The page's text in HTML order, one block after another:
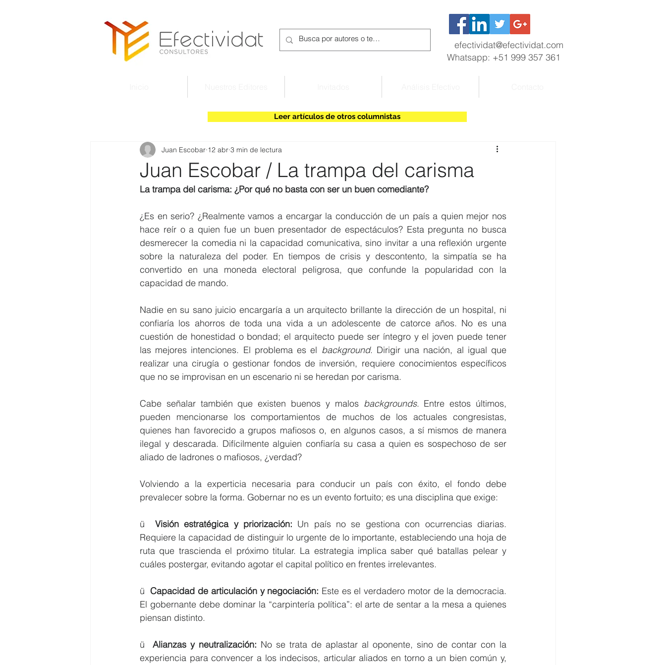
efectividat@efectividat.com
Whatsapp: +51 999 357 361
Leer artículos de otros columnistas
Juan Escobar / La trampa del carisma
Juan Escobar 12 abr 3 min de lectura
La trampa del carisma: ¿Por qué no basta con ser un buen comediante?
¿Es en serio? ¿Realmente vamos a encargar la conducción de un país a quien mejor nos
hace reír o a quien fue un buen presentador de espectáculos? Esta pregunta no busca
desmerecer la comedia ni la capacidad comunicativa, sino invitar a una reflexión urgente
sobre la naturaleza del poder. En tiempos de crisis y descontento, la simpatía se ha
convertido en una moneda electoral peligrosa, que confunde la popularidad con la
capacidad de mando.
Nadie en su sano juicio encargaría a un arquitecto brillante la dirección de un hospital, ni
confiaría los ahorros de toda una vida a un adolescente de catorce años. No es una
cuestión de honestidad o bondad; el arquitecto puede ser íntegro y el joven puede tener
las mejores intenciones. El problema es el background. Dirigir una nación, al igual que
realizar una cirugía o gestionar fondos de inversión, requiere conocimientos específicos
que no se improvisan en un escenario ni se heredan por carisma.
Cabe señalar también que existen buenos y malos backgrounds. Entre estos últimos,
pueden mencionarse los comportamientos de muchos de los actuales congresistas,
quienes han favorecido a grupos mafiosos o, en algunos casos, a sí mismos de manera
ilegal y descarada. Difícilmente alguien confiaría su casa a quien es sospechoso de ser
aliado de ladrones o mafiosos, ¿verdad?
Volviendo a la experticia necesaria para conducir un país con éxito, el fondo debe
prevalecer sobre la forma. Gobernar no es un evento fortuito; es una disciplina que exige:
ü Visión estratégica y priorización: Un país no se gestiona con ocurrencias diarias.
Requiere la capacidad de distinguir lo urgente de lo importante, estableciendo una hoja de
ruta que trascienda el próximo titular. La estrategia implica saber qué batallas pelear y
cuáles postergar, evitando agotar el capital político en frentes irrelevantes.
ü Capacidad de articulación y negociación: Este es el verdadero motor de la democracia.
El gobernante debe dominar la “carpintería política”: el arte de sentar a la mesa a quienes
piensan distinto.
ü Alianzas y neutralización: No se trata de aplastar al oponente, sino de contar con la
experiencia para convencer a los indecisos, articular aliados en torno a un bien común y,